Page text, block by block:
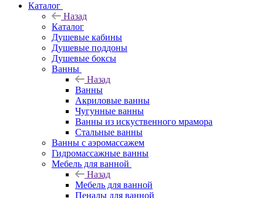
Каталог
Назад
Каталог
Душевые кабины
Душевые поддоны
Душевые боксы
Ванны
Назад
Ванны
Акриловые ванны
Чугунные ванны
Ванны из искуственного мрамора
Стальные ванны
Ванны с аэромассажем
Гидромассажные ванны
Мебель для ванной
Назад
Мебель для ванной
Пеналы для ванной